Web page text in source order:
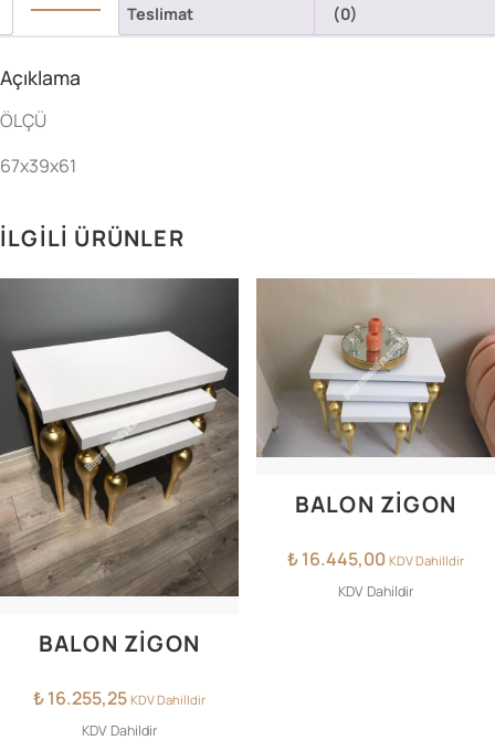
Teslimat
(0)
Açıklama
ÖLÇÜ
67x39x61
İLGILI ÜRÜNLER
BALON ZİGON
₺16.255,25 KDV Dahilldir
KDV Dahildir
BALON ZIGON
₺16.445,00 KDV Dahilldir
KDV Dahildir